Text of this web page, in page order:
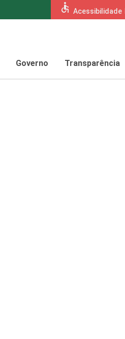
accessible Acessibilidade
Governo Transparência